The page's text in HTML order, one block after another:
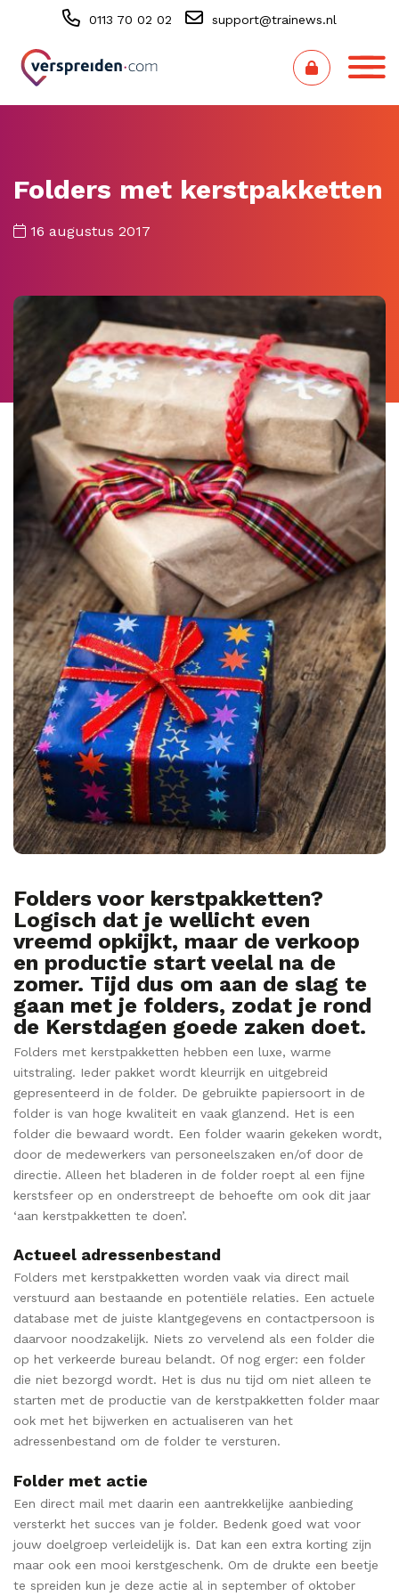
0113 70 02 02 support@trainews.nl
Folders met kerstpakketten
16 augustus 2017
Folders voor kerstpakketten?
Logisch dat je wellicht even
vreemd opkijkt, maar de verkoop
en productie start veelal na de
zomer. Tijd dus om aan de slag te
gaan met je folders, zodat je rond
de Kerstdagen goede zaken doet.
Folders met kerstpakketten hebben een luxe, warme
uitstraling. Ieder pakket wordt kleurrijk en uitgebreid
gepresenteerd in de folder. De gebruikte papiersoort in de
folder is van hoge kwaliteit en vaak glanzend. Het is een
folder die bewaard wordt. Een folder waarin gekeken wordt,
door de medewerkers van personeelszaken en/of door de
directie. Alleen het bladeren in de folder roept al een fijne
kerstsfeer op en onderstreept de behoefte om ook dit jaar
‘aan kerstpakketten te doen’.
Actueel adressenbestand
Folders met kerstpakketten worden vaak via direct mail
verstuurd aan bestaande en potentiële relaties. Een actuele
database met de juiste klantgegevens en contactpersoon is
daarvoor noodzakelijk. Niets zo vervelend als een folder die
op het verkeerde bureau belandt. Of nog erger: een folder
die niet bezorgd wordt. Het is dus nu tijd om niet alleen te
starten met de productie van de kerstpakketten folder maar
ook met het bijwerken en actualiseren van het
adressenbestand om de folder te versturen.
Folder met actie
Een direct mail met daarin een aantrekkelijke aanbieding
versterkt het succes van je folder. Bedenk goed wat voor
jouw doelgroep verleidelijk is. Dat kan een extra korting zijn
maar ook een mooi kerstgeschenk. Om de drukte een beetje
te spreiden kun je deze actie al in september of oktober